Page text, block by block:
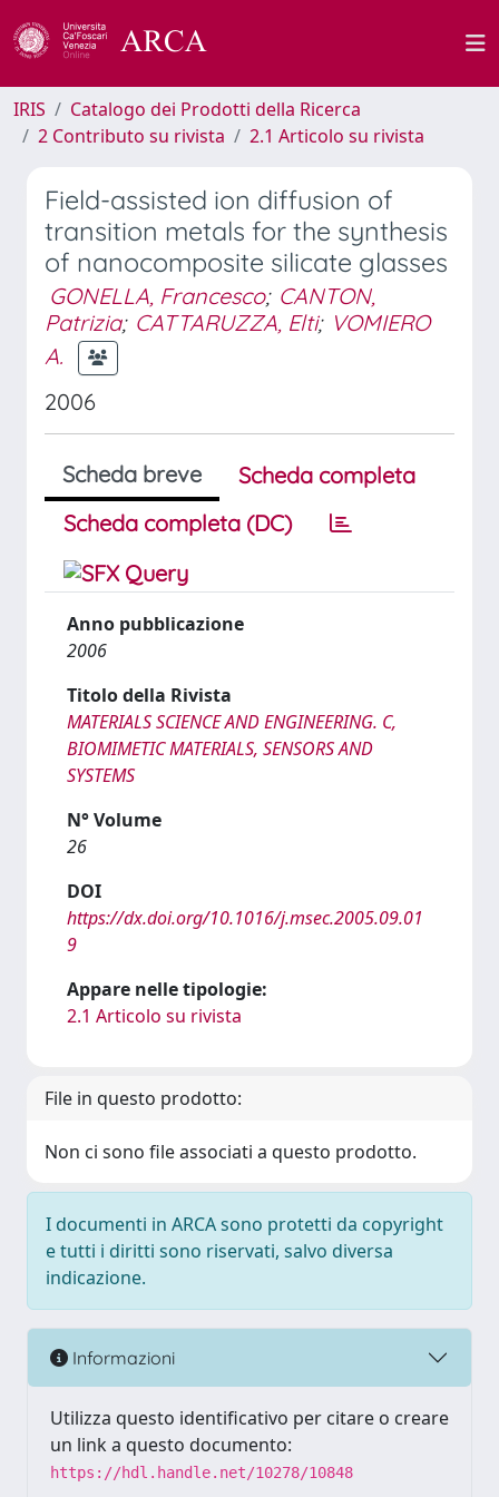
IRIS
Catalogo dei Prodotti della Ricerca
2 Contributo su rivista
2.1 Articolo su rivista
Field-assisted ion diffusion of
transition metals for the synthesis
of nanocomposite silicate glasses
GONELLA, Francesco; CANTON,
Patrizia; CATTARUZZA, Elti; VOMIERO
A.
2006
Scheda breve
Scheda completa
Scheda completa (DC)
Anno pubblicazione
2006
Titolo della Rivista
MATERIALS SCIENCE AND ENGINEERING. C,
BIOMIMETIC MATERIALS, SENSORS AND
SYSTEMS
N° Volume
26
DOI
https://dx.doi.org/10.1016/j.msec.2005.09.01
9
Appare nelle tipologie:
2.1 Articolo su rivista
File in questo prodotto:
Non ci sono file associati a questo prodotto.
I documenti in ARCA sono protetti da copyright
e tutti i diritti sono riservati, salvo diversa
indicazione.
Informazioni
Utilizza questo identificativo per citare o creare
un link a questo documento:
https://hdl.handle.net/10278/10848